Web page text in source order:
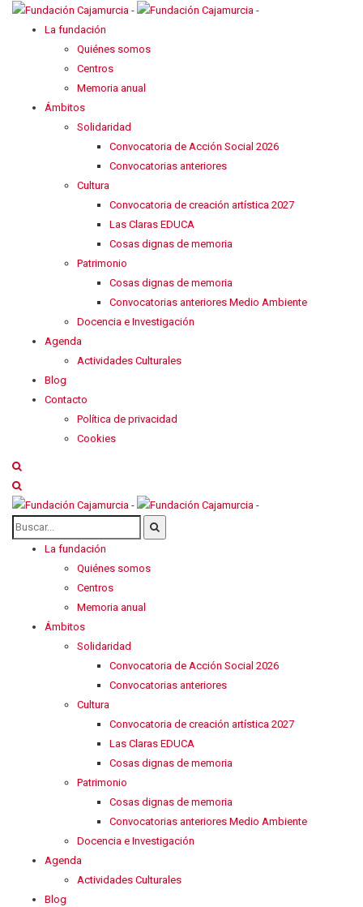
La fundación
Quiénes somos
Centros
Memoria anual
Ámbitos
Solidaridad
Convocatoria de Acción Social 2026
Convocatorias anteriores
Cultura
Convocatoria de creación artística 2027
Las Claras EDUCA
Cosas dignas de memoria
Patrimonio
Cosas dignas de memoria
Convocatorias anteriores Medio Ambiente
Docencia e Investigación
Agenda
Actividades Culturales
Blog
Contacto
Política de privacidad
Cookies
La fundación
Quiénes somos
Centros
Memoria anual
Ámbitos
Solidaridad
Convocatoria de Acción Social 2026
Convocatorias anteriores
Cultura
Convocatoria de creación artística 2027
Las Claras EDUCA
Cosas dignas de memoria
Patrimonio
Cosas dignas de memoria
Convocatorias anteriores Medio Ambiente
Docencia e Investigación
Agenda
Actividades Culturales
Blog